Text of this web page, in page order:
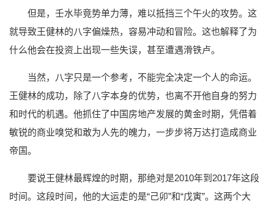
但是，壬水毕竟势单力薄，难以抵挡三个午火的攻势。这
就导致王健林的八字偏燥热，容易冲动和冒险。这也解释了为
什么他会在投资上出现一些失误，甚至遭遇滑铁卢。
当然，八字只是一个参考，不能完全决定一个人的命运。
王健林的成功，除了八字本身的优势，也离不开他自身的努力
和时代的机遇。他抓住了中国房地产发展的黄金时期，凭借着
敏锐的商业嗅觉和敢为人先的魄力，一步步将万达打造成商业
帝国。
要说王健林最辉煌的时期，那绝对是2010年到2017年这段
时间。这段时间，他的大运走的是“己卯”和“戊寅”。这两个大